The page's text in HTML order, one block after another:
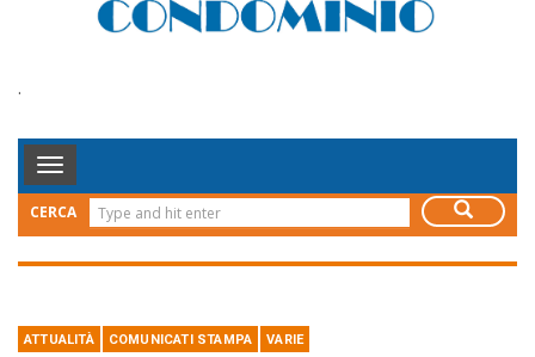
.
Toggle
Navigation
CERCA
ATTUALITÀ COMUNICATI STAMPA VARIE